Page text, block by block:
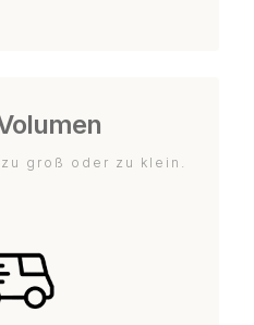
groß oder zu klein.